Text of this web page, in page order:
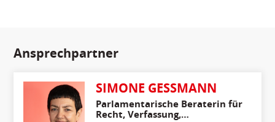
Ansprechpartner
SIMONE GESSMANN
Parlamentarische Beraterin für
Recht, Verfassung,